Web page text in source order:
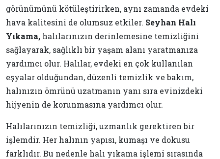
görünümünü kötüleştirirken, aynı zamanda evdeki
hava kalitesini de olumsuz etkiler. Seyhan Halı
Yıkama, halılarınızın derinlemesine temizliğini
sağlayarak, sağlıklı bir yaşam alanı yaratmanıza
yardımcı olur. Halılar, evdeki en çok kullanılan
eşyalar olduğundan, düzenli temizlik ve bakım,
halınızın ömrünü uzatmanın yanı sıra evinizdeki
hijyenin de korunmasına yardımcı olur.
Halılarınızın temizliği, uzmanlık gerektiren bir
işlemdir. Her halının yapısı, kumaşı ve dokusu
farklıdır. Bu nedenle halı yıkama işlemi sırasında